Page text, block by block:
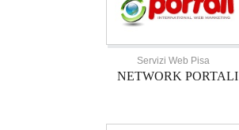
Servizi Web Pisa
NETWORK PORTALI